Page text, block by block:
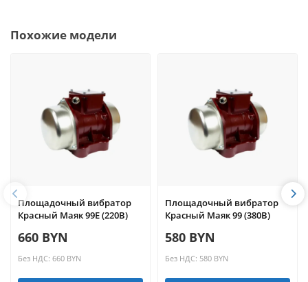
Похожие модели
Площадочный вибратор
Красный Маяк 99Е (220В)
660 BYN
Без НДС: 660 BYN
Площадочный вибратор
Красный Маяк 99 (380В)
580 BYN
Без НДС: 580 BYN